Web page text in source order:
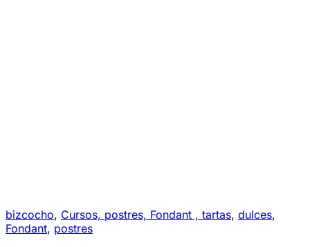
bizcocho, Cursos, postres, Fondant , tartas, dulces,
Fondant, postres